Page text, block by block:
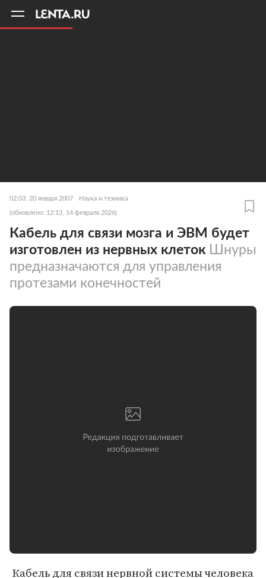
02:03, 20 января 2007 Наука и техника
(обновлено: 12:13, 14 февраля 2026)
Кабель для связи мозга и ЭВМ будет
изготовлен из нервных клеток Шнуры
предназначаются для управления
протезами конечностей
Кабель для связи нервной системы человека